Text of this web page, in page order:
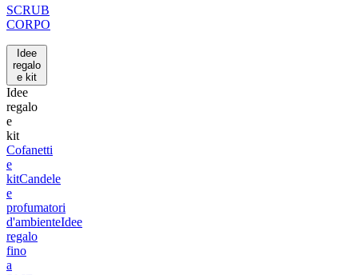
SCRUB
CORPO
Idee
regalo
e kit
Idee
regalo
e
kit
Cofanetti
e
kitCandele
e
profumatori
d'ambienteIdee
regalo
fino
a